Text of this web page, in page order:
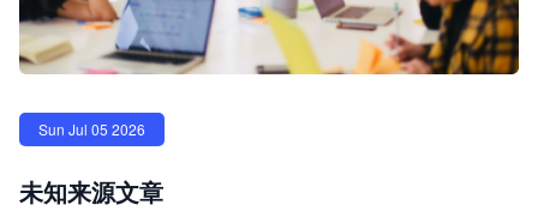
Sun Jul 05 2026
未知来源文章